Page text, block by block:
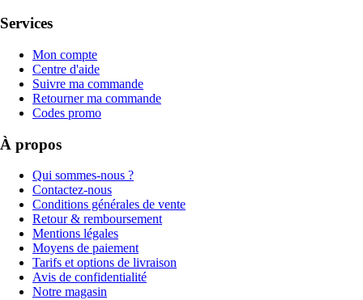
Services
Mon compte
Centre d'aide
Suivre ma commande
Retourner ma commande
Codes promo
À propos
Qui sommes-nous ?
Contactez-nous
Conditions générales de vente
Retour & remboursement
Mentions légales
Moyens de paiement
Tarifs et options de livraison
Avis de confidentialité
Notre magasin